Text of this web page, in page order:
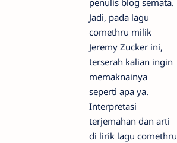
penulis blog semata.
Jadi, pada lagu
comethru milik
Jeremy Zucker ini,
terserah kalian ingin
memaknainya
seperti apa ya.
Interpretasi
terjemahan dan arti
di lirik lagu comethru